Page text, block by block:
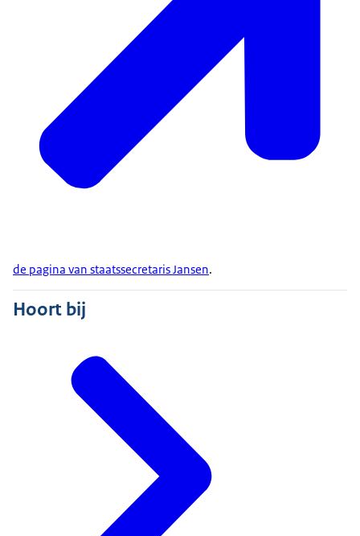
de pagina van staatssecretaris Jansen.
Hoort bij